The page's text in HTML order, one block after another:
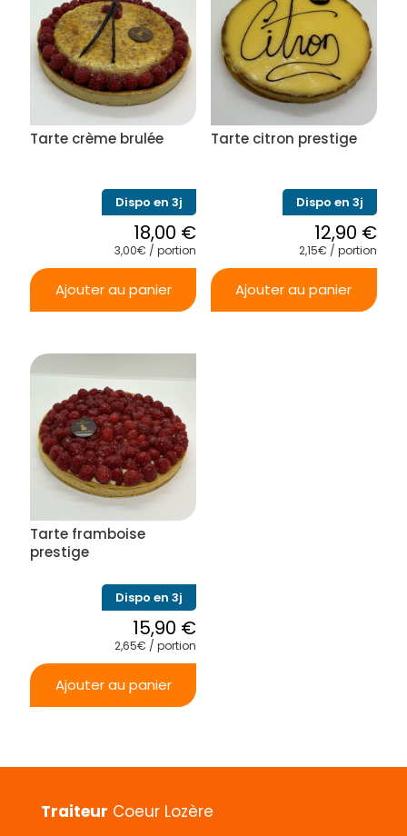
Tarte crème brulée
Dispo en 3j
18,00 €
3,00€ / portion
Ajouter au panier
Tarte citron prestige
Dispo en 3j
12,90 €
2,15€ / portion
Ajouter au panier
Tarte framboise
prestige
Dispo en 3j
15,90 €
2,65€ / portion
Ajouter au panier
Traiteur Coeur Lozère